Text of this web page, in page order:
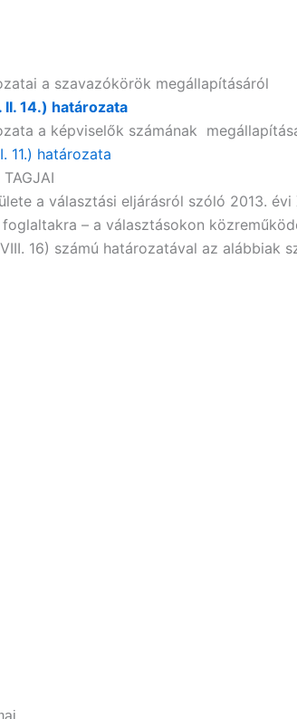
a szavazókörök megállapításáról
14.) határozata
a képviselők számának
11.) határozata
a választási eljárásról szóló 2013.
foglaltakra – a választásokon
16) számú határozatával az alábbiak